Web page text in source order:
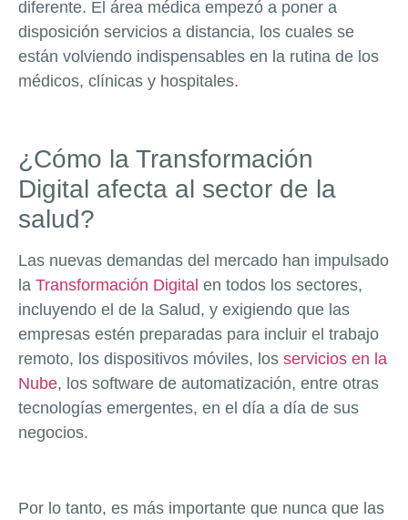
diferente. El área médica empezó a poner a
disposición servicios a distancia, los cuales se
están volviendo indispensables en la rutina de los
médicos, clínicas y hospitales.
¿Cómo la Transformación
Digital afecta al sector de la
salud?
Las nuevas demandas del mercado han impulsado
la Transformación Digital en todos los sectores,
incluyendo el de la Salud, y exigiendo que las
empresas estén preparadas para incluir el trabajo
remoto, los dispositivos móviles, los servicios en la
Nube, los software de automatización, entre otras
tecnologías emergentes, en el día a día de sus
negocios.
Por lo tanto, es más importante que nunca que las